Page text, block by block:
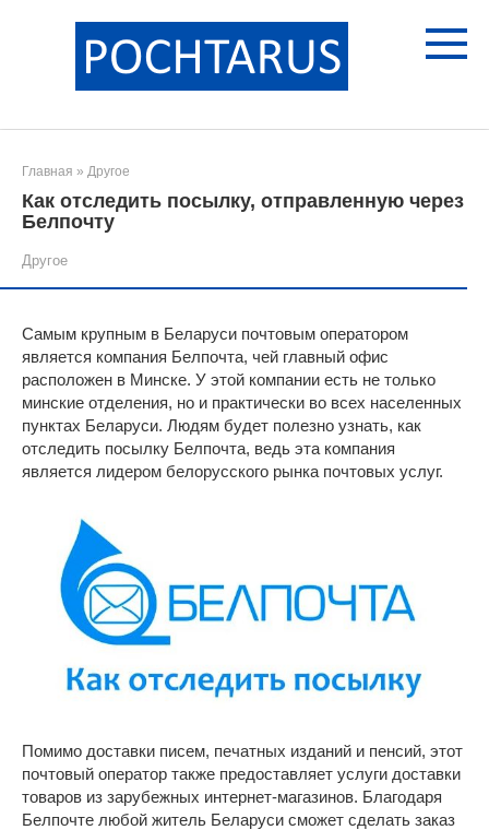
Главная » Другое
Как отследить посылку, отправленную через
Белпочту
Другое
Самым крупным в Беларуси почтовым оператором
является компания Белпочта, чей главный офис
расположен в Минске. У этой компании есть не только
минские отделения, но и практически во всех населенных
пунктах Беларуси. Людям будет полезно узнать, как
отследить посылку Белпочта, ведь эта компания
является лидером белорусского рынка почтовых услуг.
Помимо доставки писем, печатных изданий и пенсий, этот
почтовый оператор также предоставляет услуги доставки
товаров из зарубежных интернет-магазинов. Благодаря
Белпочте любой житель Беларуси сможет сделать заказ